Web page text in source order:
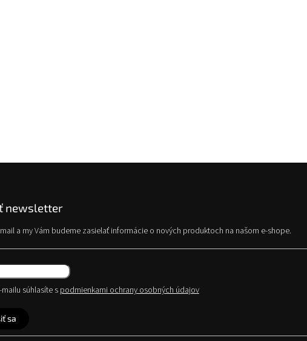
newsletter
a my Vám budeme zasielať informácie o nových produktoch na našom e-shope.
súhlasíte spodmienkami ochrany osobných údajov
sa